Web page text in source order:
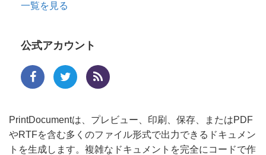
一覧を見る
公式アカウント
PrintDocumentは、プレビュー、印刷、保存、またはPDF
やRTFを含む多くのファイル形式で出力できるドキュメン
トを生成します。複雑なドキュメントを完全にコードで作